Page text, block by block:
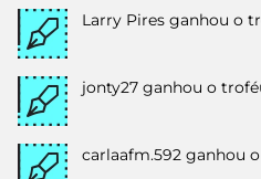
Larry Pires ganhou o
jonty27 ganhou o
carlaafm.592 ganhou